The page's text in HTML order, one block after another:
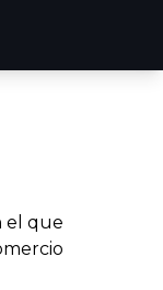
el que